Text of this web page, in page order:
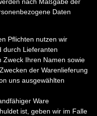
Daten
Pflichten nutzen wir
durch Lieferanten
Zweck Ihren Namen sowie
der Warenlieferung
uns ausgewählten
Ware
ist, geben wir im Falle